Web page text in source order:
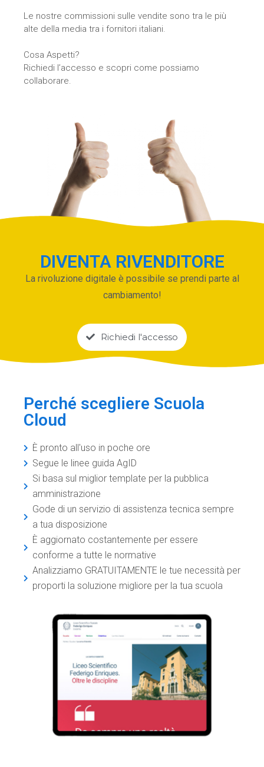
Le nostre commissioni sulle vendite sono tra le più
alte della media tra i fornitori italiani.
Cosa Aspetti?
Richiedi l’accesso e scopri come possiamo
collaborare.
DIVENTA RIVENDITORE
La rivoluzione digitale è possibile se prendi parte al
cambiamento!
Richiedi l'accesso
Perché scegliere Scuola
Cloud
È pronto all'uso in poche ore
Segue le linee guida AgID
Si basa sul miglior template per la pubblica
amministrazione
Gode di un servizio di assistenza tecnica sempre
a tua disposizione
È aggiornato costantemente per essere
conforme a tutte le normative
Analizziamo GRATUITAMENTE le tue necessità per
proporti la soluzione migliore per la tua scuola